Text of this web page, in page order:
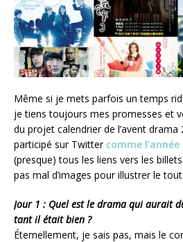
Même si je mets parfois un temps
je tiens toujours mes promesses et
du projet calendrier de l’avent drama
participé sur Twitter comme
(presque) tous les liens vers les
pas mal d’images pour illustrer le tout
Jour 1 : Quel est le drama qui aurait
tant il était bien ?
Éternellement, je sais pas, mais le